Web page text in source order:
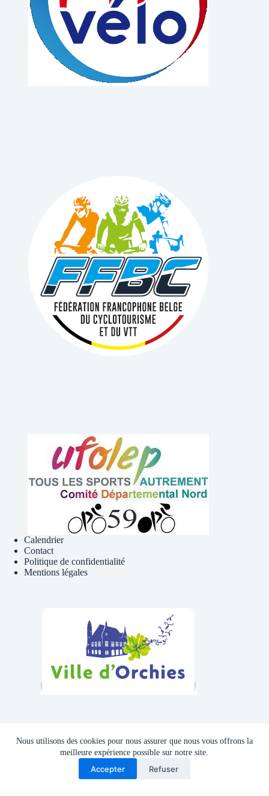
Nous utilisons des cookies pour nous assurer que nous vous offrons la
meilleure expérience possible sur notre site.
Accepter Refuser
Calendrier
Contact
Politique de confidentialité
Mentions légales
Tél : 06 81 41 39 09
Adresse mail : cyclocluborchies@gmail.com